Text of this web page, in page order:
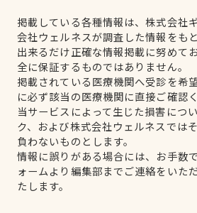
掲載している各種情報は、株式会社
会社ウェルネスが調査した情報をも
出来るだけ正確な情報掲載に努めて
全に保証するものではありません。
掲載されている医療機関へ受診を希
に必ず該当の医療機関に直接ご確認く
当サービスによって生じた損害につ
ク、および株式会社ウェルネスでは
負わないものとします。
情報に誤りがある場合には、お手数
ォームより編集部までご連絡をいた
たします。